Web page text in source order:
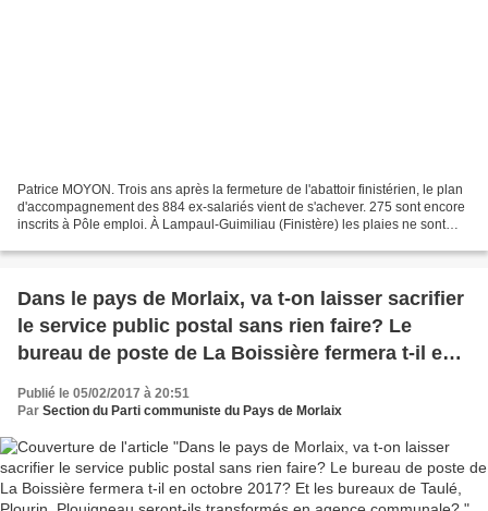
Patrice MOYON. Trois ans après la fermeture de l'abattoir finistérien, le plan
d'accompagnement des 884 ex-salariés vient de s'achever. 275 sont encore
inscrits à Pôle emploi. À Lampaul-Guimiliau (Finistère) les plaies ne sont
Dans le pays de Morlaix, va t-on laisser sacrifier
le service public postal sans rien faire? Le
bureau de poste de La Boissière fermera t-il en
Plouigneau seront-ils transformés en agence
Publié le 05/02/2017 à 20:51
Par Section du Parti communiste du Pays de Morlaix